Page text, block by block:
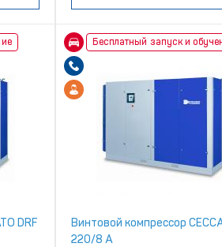
DRF
Бесплатный запуск и
Винтовой компрессор
220/8 A